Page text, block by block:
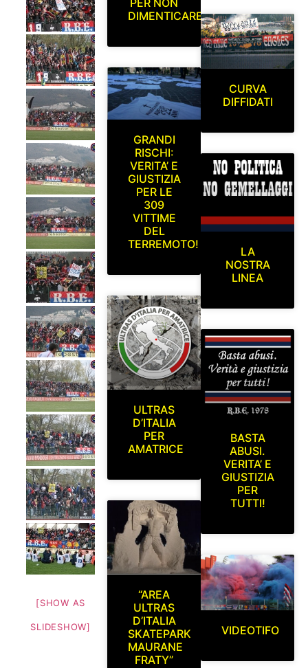
[SHOW AS
SLIDESHOW]
DIMENTICARE
GRANDI
RISCHI:
VERITA’ E
GIUSTIZIA
PER LE
309
VITTIME
DEL
TERREMOTO!
ULTRAS
D’ITALIA
PER
AMATRICE
“AREA
ULTRAS
D’ITALIA
SKATEPARK
MAURANE
FRATY”
CURVA
DIFFIDATI
LA
NOSTRA
LINEA
BASTA
ABUSI.
VERITA’ E
GIUSTIZIA
PER
TUTTI!
VIDEOTIFO